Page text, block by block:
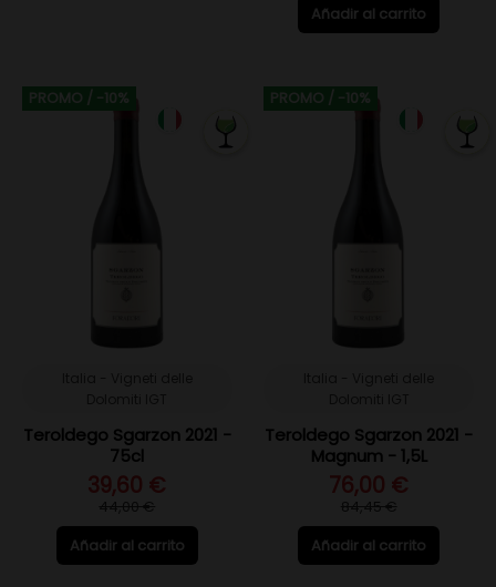
Añadir al carrito
PROMO / -10%
Teroldego Sgarzon 2021 -
75cl
39,60 €
44,00 €
Añadir al carrito
PROMO / -10%
Teroldego Sgarzon 2021 -
Magnum - 1,5L
76,00 €
84,45 €
Añadir al carrito